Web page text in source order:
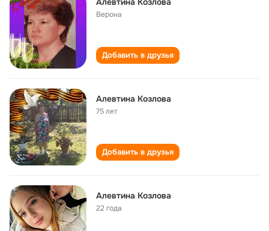
Верона
Добавить в друзья
Алевтина Козлова
75 лет
Добавить в друзья
Алевтина Козлова
22 года